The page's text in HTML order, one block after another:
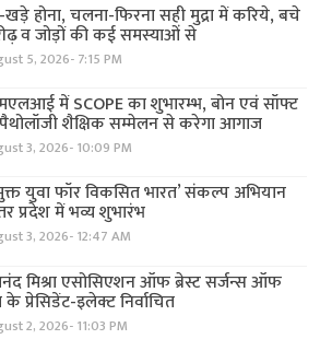
होना, चलना-फिरना सही मुद्रा में करिये, बचे
व जोड़ों की कई समस्याओं से
5, 2026- 7:15 PM
में SCOPE का शुभारम्भ, बोन एवं सॉफ्ट
शैक्षिक सम्मेलन से करेगा आगाज
3, 2026- 10:09 PM
युवा फॉर विकसित भारत’ संकल्प अभियान
प्रदेश में भव्य शुभारंभ
3, 2026- 12:47 AM
मिश्रा एसोसिएशन ऑफ ब्रेस्ट सर्जन्स ऑफ
के प्रेसिडेंट-इलेक्ट निर्वाचित
2, 2026- 11:03 PM